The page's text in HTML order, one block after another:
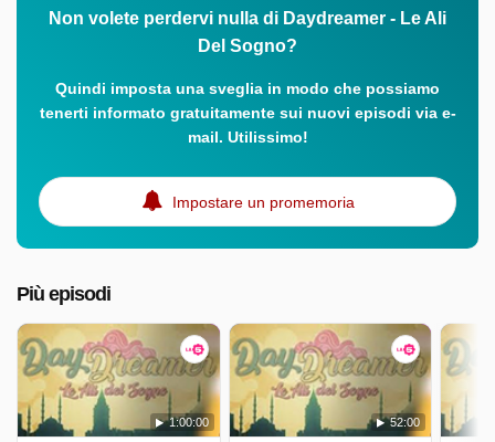
Non volete perdervi nulla di Daydreamer - Le Ali
Del Sogno?
Quindi imposta una sveglia in modo che possiamo
tenerti informato gratuitamente sui nuovi episodi via e-
mail. Utilissimo!
Impostare un promemoria
Più episodi
1:00:00 52:00